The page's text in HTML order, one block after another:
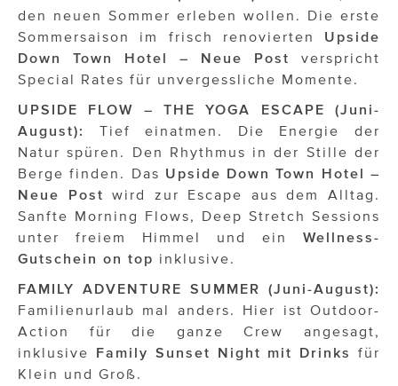
den neuen Sommer erleben wollen. Die erste
Sommersaison im frisch renovierten Upside
Down Town Hotel – Neue Post
verspricht
Special Rates für unvergessliche Momente.
UPSIDE FLOW – THE YOGA ESCAPE (Juni-
August):
Tief einatmen. Die Energie der
Natur spüren. Den Rhythmus in der Stille der
Berge finden. Das Upside Down Town Hotel –
Neue Post wird zur Escape aus dem Alltag.
Sanfte Morning Flows, Deep Stretch Sessions
unter freiem Himmel und ein Wellness-
Gutschein on top inklusive.
FAMILY ADVENTURE SUMMER (Juni-August):
Familienurlaub mal anders. Hier ist Outdoor-
Action für die ganze Crew angesagt,
inklusive Family Sunset Night mit Drinks
für
Klein und Groß.